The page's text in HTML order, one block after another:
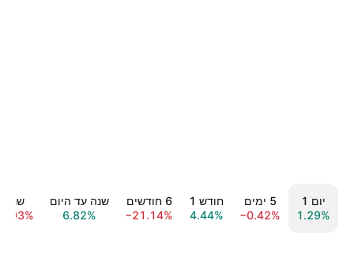
יום ‎1‎
1.29%
‎5‎ ימים
−0.42%
חודש ‎1‎
4.44%
‎6‎ חודשים
−21.14%
שנה עד היום
6.82%
שנה ‎1‎